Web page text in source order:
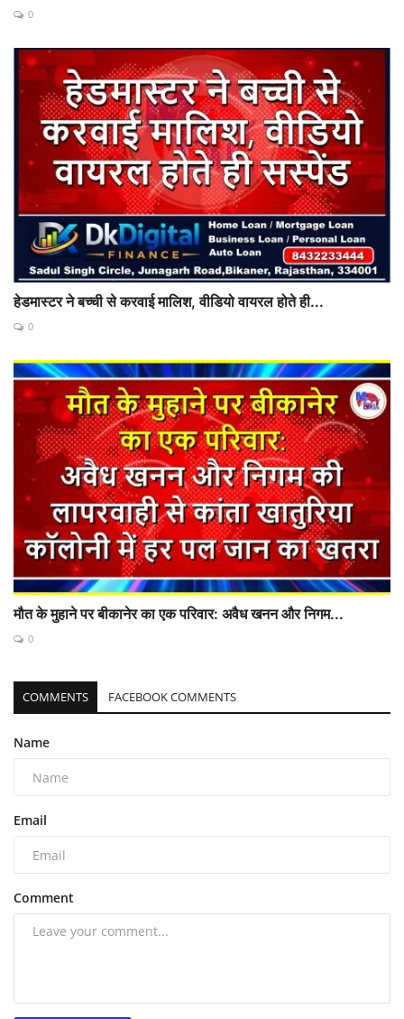
0
हेडमास्टर ने बच्ची से करवाई मालिश, वीडियो वायरल होते ही...
0
मौत के मुहाने पर बीकानेर का एक परिवार: अवैध खनन और निगम...
0
COMMENTS FACEBOOK COMMENTS
Name
Email
Comment